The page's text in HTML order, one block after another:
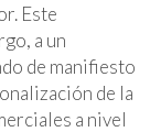
Este
a un
de manifiesto
de la
a nivel